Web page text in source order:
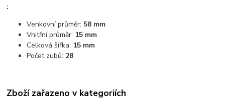
:
Venkovní průměr: 58 mm
Vnitřní průměr: 15 mm
Celková šířka: 15 mm
Počet zubů: 28
Zboží zařazeno v kategoriích